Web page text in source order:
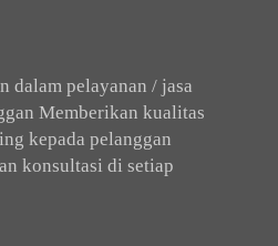
dalam pelayanan / jasa
Memberikan kualitas
kepada pelanggan
konsultasi di setiap